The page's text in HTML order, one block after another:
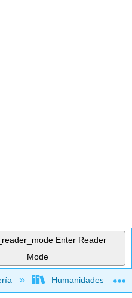
Enter Reader
Mode
global
Humanidades